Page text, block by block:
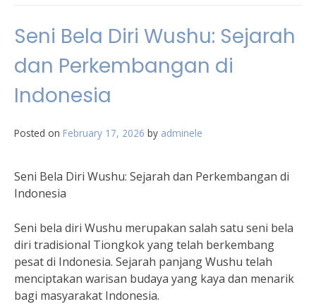
Seni Bela Diri Wushu: Sejarah
dan Perkembangan di
Indonesia
Posted on February 17, 2026 by adminele
Seni Bela Diri Wushu: Sejarah dan Perkembangan di
Indonesia
Seni bela diri Wushu merupakan salah satu seni bela
diri tradisional Tiongkok yang telah berkembang
pesat di Indonesia. Sejarah panjang Wushu telah
menciptakan warisan budaya yang kaya dan menarik
bagi masyarakat Indonesia.